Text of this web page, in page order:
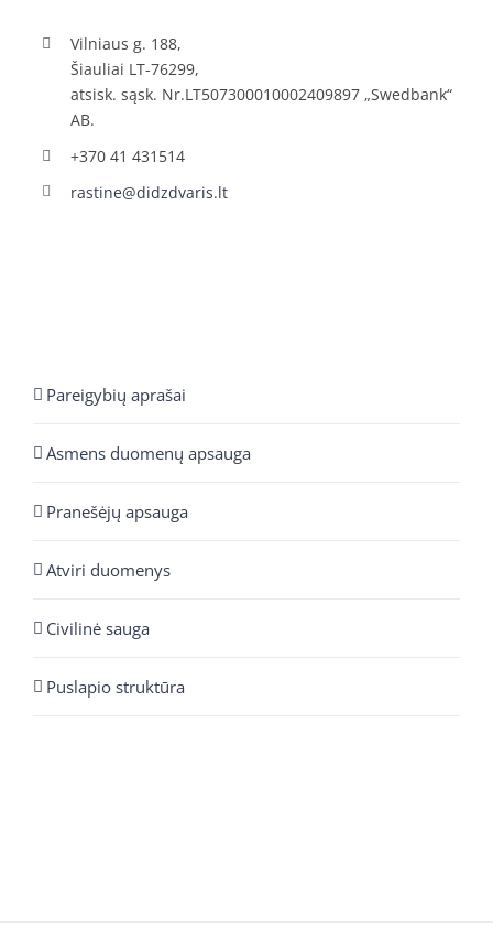
Vilniaus g. 188,
Šiauliai LT-76299,
atsisk. sąsk. Nr.LT507300010002409897 „Swedbank“
AB.
+370 41 431514
rastine@didzdvaris.lt
Pareigybių aprašai
Asmens duomenų apsauga
Pranešėjų apsauga
Atviri duomenys
Civilinė sauga
Puslapio struktūra